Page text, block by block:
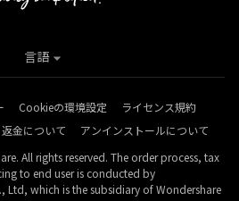
Cookieの環境設定
ライセンス規約
返金について
アンインストールについて
All rights reserved. The order process, tax
to end user is conducted by
Ltd, which is the subsidiary of Wondershare
言語